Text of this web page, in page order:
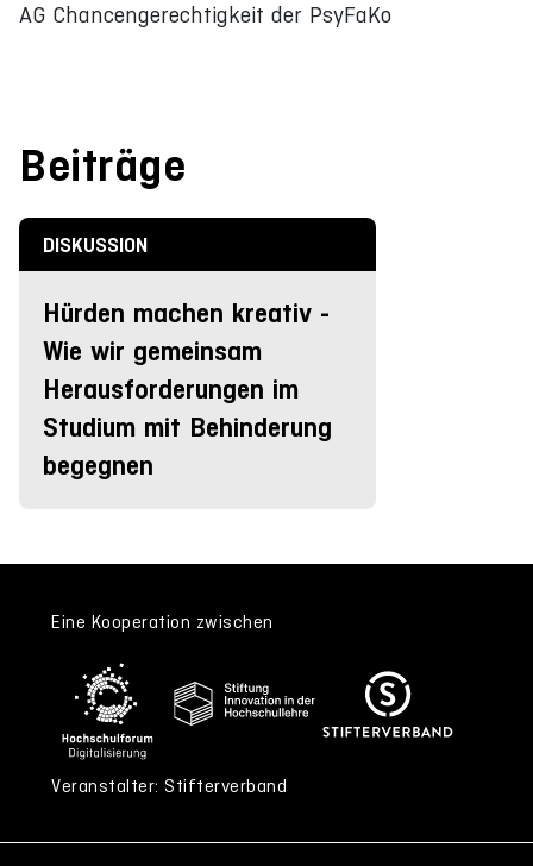
AG Chancengerechtigkeit der PsyFaKo
Beiträge
DISKUSSION
Hürden machen kreativ -
Wie wir gemeinsam
Herausforderungen im
Studium mit Behinderung
begegnen
Eine Kooperation zwischen
Veranstalter: Stifterverband